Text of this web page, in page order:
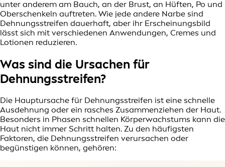
unter anderem am Bauch, an der Brust, an Hüften, Po und
Oberschenkeln auftreten. Wie jede andere Narbe sind
Dehnungsstreifen dauerhaft, aber ihr Erscheinungsbild
lässt sich mit verschiedenen Anwendungen, Cremes und
Lotionen reduzieren.
Was sind die Ursachen für
Dehnungsstreifen?
Die Hauptursache für Dehnungsstreifen ist eine schnelle
Ausdehnung oder ein rasches Zusammenziehen der Haut.
Besonders in Phasen schnellen Körperwachstums kann die
Haut nicht immer Schritt halten. Zu den häufigsten
Faktoren, die Dehnungsstreifen verursachen oder
begünstigen können, gehören: